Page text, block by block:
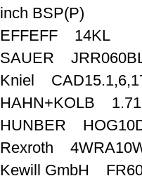
inch BSP(P)
EFFEFF 14KL
SAUER
Kniel
HAHN+KOLB
HUNBER
Rexroth
Kewill GmbH